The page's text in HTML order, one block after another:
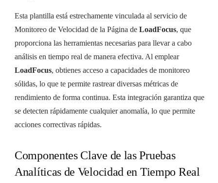
Esta plantilla está estrechamente vinculada al servicio de
Monitoreo de Velocidad de la Página de LoadFocus, que
proporciona las herramientas necesarias para llevar a cabo
análisis en tiempo real de manera efectiva. Al emplear
LoadFocus, obtienes acceso a capacidades de monitoreo
sólidas, lo que te permite rastrear diversas métricas de
rendimiento de forma continua. Esta integración garantiza que
se detecten rápidamente cualquier anomalía, lo que permite
acciones correctivas rápidas.
Componentes Clave de las Pruebas
Analíticas de Velocidad en Tiempo Real